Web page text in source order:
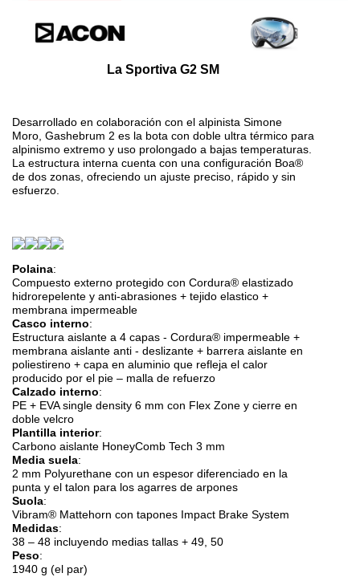
La Sportiva G2 SM
Desarrollado en colaboración con el alpinista Simone
Moro, Gashebrum 2 es la bota con doble ultra térmico para
alpinismo extremo y uso prolongado a bajas temperaturas.
La estructura interna cuenta con una configuración Boa®
de dos zonas, ofreciendo un ajuste preciso, rápido y sin
esfuerzo.
Polaina:
Compuesto externo protegido con Cordura® elastizado
hidrorepelente y anti-abrasiones + tejido elastico +
membrana impermeable
Casco interno:
Estructura aislante a 4 capas - Cordura® impermeable +
membrana aislante anti - deslizante + barrera aislante en
poliestireno + capa en aluminio que refleja el calor
producido por el pie – malla de refuerzo
Calzado interno:
PE + EVA single density 6 mm con Flex Zone y cierre en
doble velcro
Plantilla interior:
Carbono aislante HoneyComb Tech 3 mm
Media suela:
2 mm Polyurethane con un espesor diferenciado en la
punta y el talon para los agarres de arpones
Suola:
Vibram® Mattehorn con tapones Impact Brake System
Medidas:
38 – 48 incluyendo medias tallas + 49, 50
Peso:
1940 g (el par)